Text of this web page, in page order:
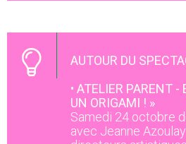
AUTOUR DU
• ATELIER PARENT -
UN ORIGAMI ! »
Samedi 24 octobre
avec Jeanne